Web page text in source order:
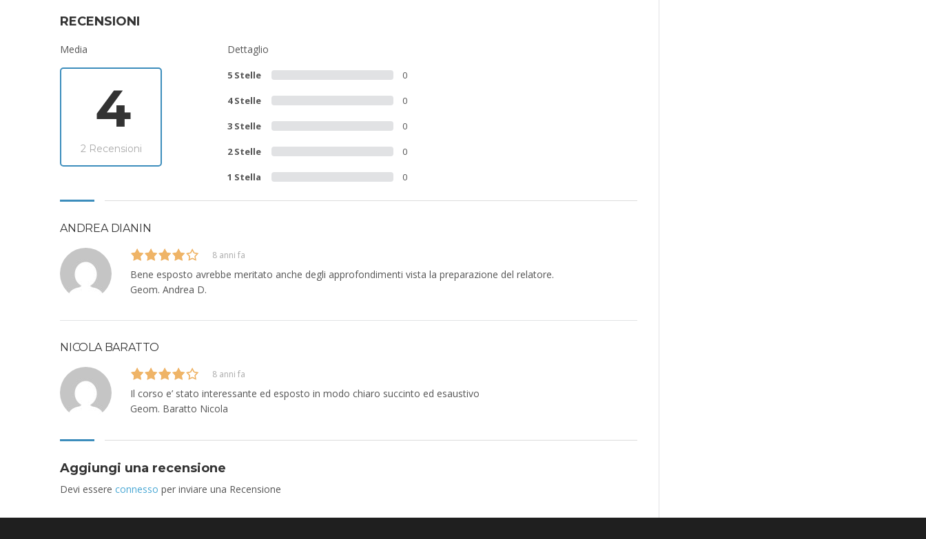
RECENSIONI
Media
4
2 Recensioni
Dettaglio
5 Stelle 0
4 Stelle 0
3 Stelle 0
2 Stelle 0
1 Stella 0
ANDREA DIANIN
8 anni fa
Bene esposto avrebbe meritato anche degli approfondimenti vista la preparazione del relatore.
Geom. Andrea D.
NICOLA BARATTO
8 anni fa
Il corso e’ stato interessante ed esposto in modo chiaro succinto ed esaustivo
Geom. Baratto Nicola
Aggiungi una recensione
Devi essere connesso per inviare una Recensione